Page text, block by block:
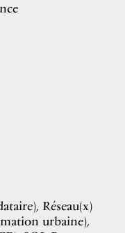
Réseau(x)
urbaine),